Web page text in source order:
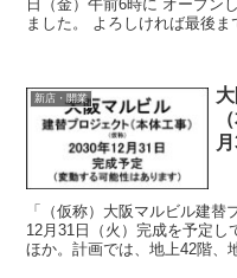
日（金）午前6時に オープンしますね。 いろいろ
新店・開業
「（仮称）大阪マルビル建
12月31日（火）完成を予定し
ほか。計画では、地上42階、
トル、主要用途：ホテル、劇